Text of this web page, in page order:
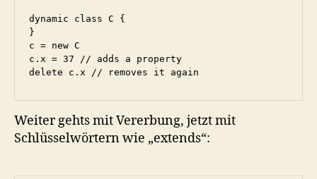
dynamic class C {
}
c = new C
c.x = 37 // adds a property
delete c.x // removes it again
Weiter gehts mit Vererbung, jetzt mit
Schlüsselwörtern wie „extends“: